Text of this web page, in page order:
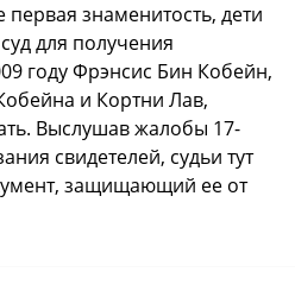
знаменитость, дети
для получения
году Фрэнсис Бин Кобейн,
и Кортни Лав,
Выслушав жалобы 17-
свидетелей, судьи тут
защищающий ее от